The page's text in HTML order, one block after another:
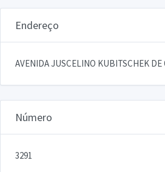
Endereço
AVENIDA JUSCELINO KUBITSCHEK DE
Número
3291